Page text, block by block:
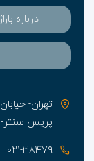
درباره
تهران-
پریس سنتر-
۰۲۱-۳۸۴۷۹